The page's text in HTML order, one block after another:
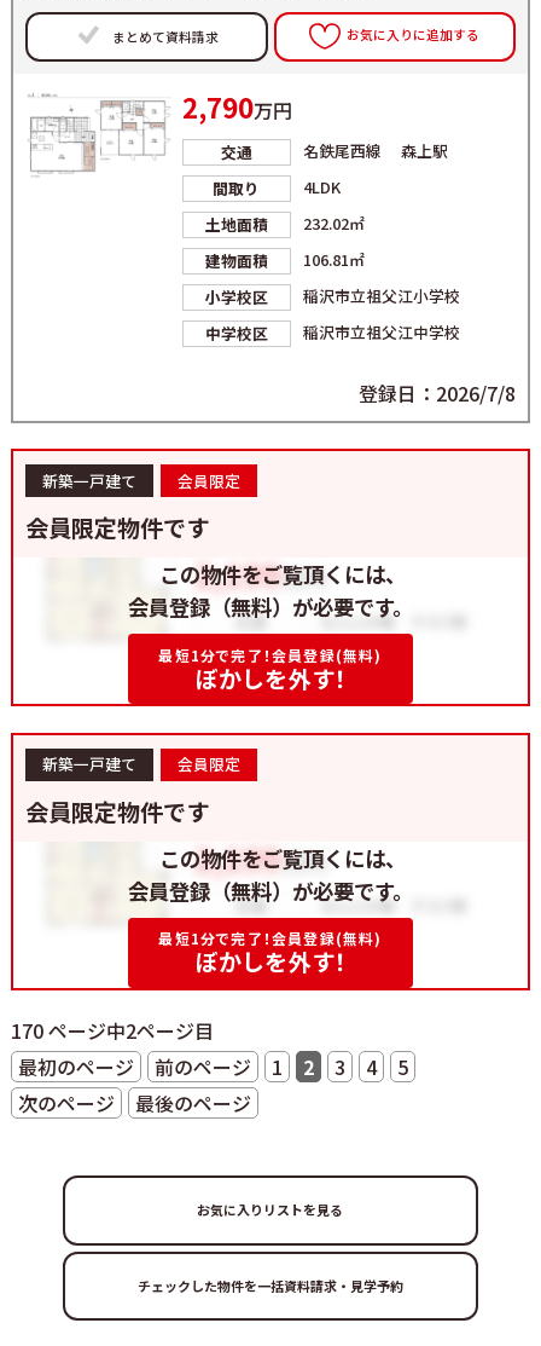
まとめて資料請求 お気に入りに追加する
2,790万円
交通
名鉄尾西線 森上駅
間取り
4LDK
土地面積
232.02㎡
建物面積
106.81㎡
小学校区
稲沢市立祖父江小学校
中学校区
稲沢市立祖父江中学校
登録日：2026/7/8
新築一戸建て 会員限定
会員限定物件です
この物件をご覧頂くには、
会員登録（無料）が必要です。
最短1分で完了！会員登録(無料)
ぼかしを外す！
新築一戸建て 会員限定
会員限定物件です
この物件をご覧頂くには、
会員登録（無料）が必要です。
最短1分で完了！会員登録(無料)
ぼかしを外す！
170 ページ中2ページ目
最初のページ
前のページ 1 2 3 4
5
次のページ
最後のページ
お気に入りリストを見る